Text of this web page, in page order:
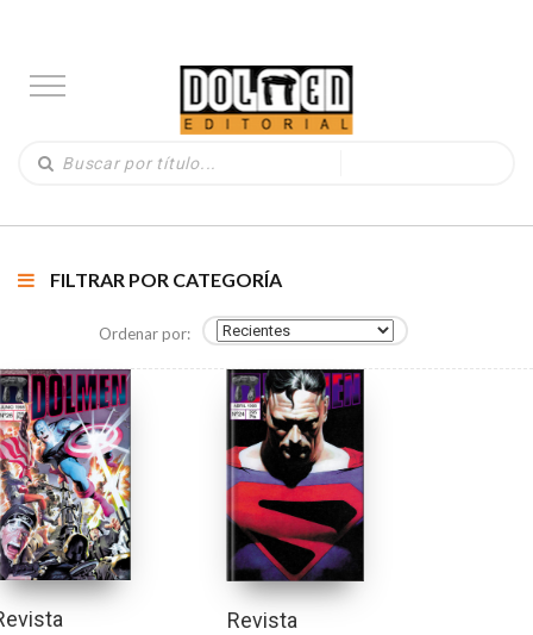
FILTRAR POR CATEGORÍA
Ordenar por:
Revista